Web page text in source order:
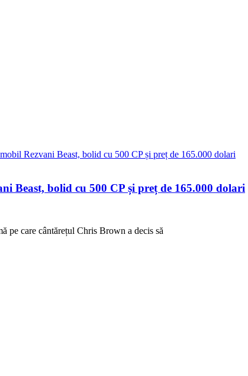
Beast, bolid cu 500 CP și preț de 165.000 dolari
pe care cântărețul Chris Brown a decis să